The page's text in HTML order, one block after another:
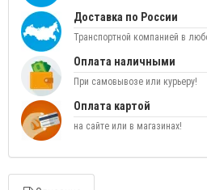
Доставка по России
Транспортной компанией в
Оплата наличными
При самовывозе или курьеру!
Оплата картой
на сайте или в магазинах!